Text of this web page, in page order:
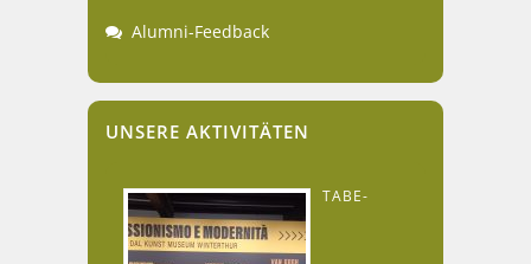
Alumni-Feedback
UNSERE AKTIVITÄTEN
TABE-